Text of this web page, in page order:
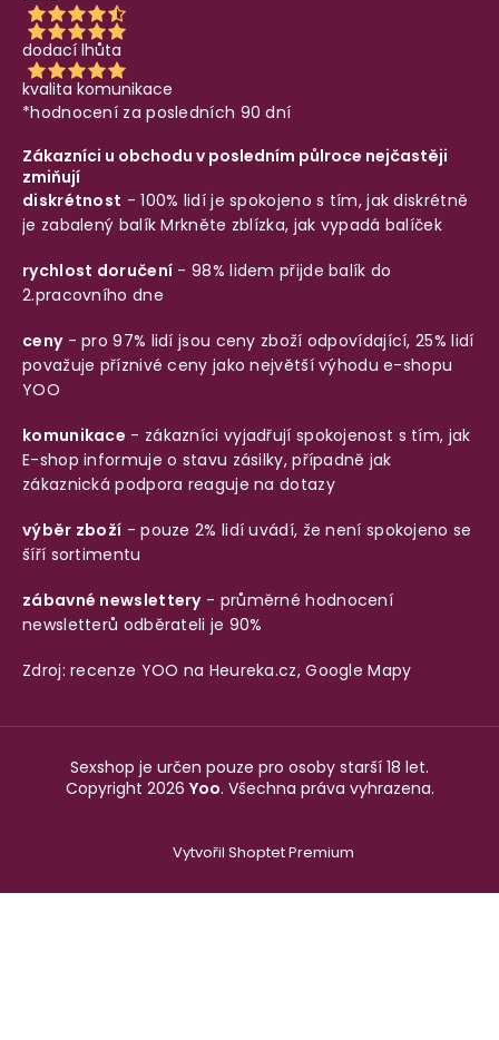
dodací lhůta
kvalita komunikace
*hodnocení za posledních 90 dní
Zákazníci u obchodu v posledním půlroce nejčastěji
zmiňují
diskrétnost - 100% lidí je spokojeno s tím, jak diskrétně
je zabalený balíkMrkněte zblízka, jak vypadá balíček
rychlost doručení - 98% lidem přijde balík do
2.pracovního dne
ceny- pro 97% lidí jsou ceny zboží odpovídající, 25% lidí
považuje příznivé ceny jako největší výhodu e-shopu
YOO
komunikace - zákazníci vyjadřují spokojenost s tím, jak
E-shop informuje o stavu zásilky, případně jak
zákaznická podpora reaguje na dotazy
výběr zboží - pouze 2% lidí uvádí, že není spokojeno se
šíří sortimentu
zábavné newslettery- průměrné hodnocení
newsletterů odběrateli je 90%
Zdroj: recenze YOO na Heureka.cz,Google Mapy
Vytvořil Shoptet Premium
Sexshop je určen pouze pro osoby starší 18 let.
Copyright 2026 Yoo. Všechna práva vyhrazena.